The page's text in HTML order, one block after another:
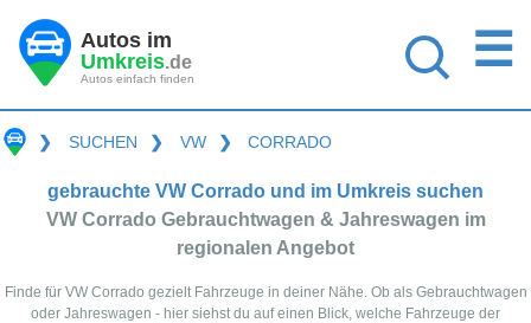
Autos im
Umkreis.de
Autos einfach finden
☰
❯ SUCHEN ❯ VW ❯ CORRADO
gebrauchte VW Corrado und im Umkreis suchen
VW Corrado Gebrauchtwagen & Jahreswagen im
regionalen Angebot
Finde für VW Corrado gezielt Fahrzeuge in deiner Nähe. Ob als Gebrauchtwagen
oder Jahreswagen - hier siehst du auf einen Blick, welche Fahrzeuge der